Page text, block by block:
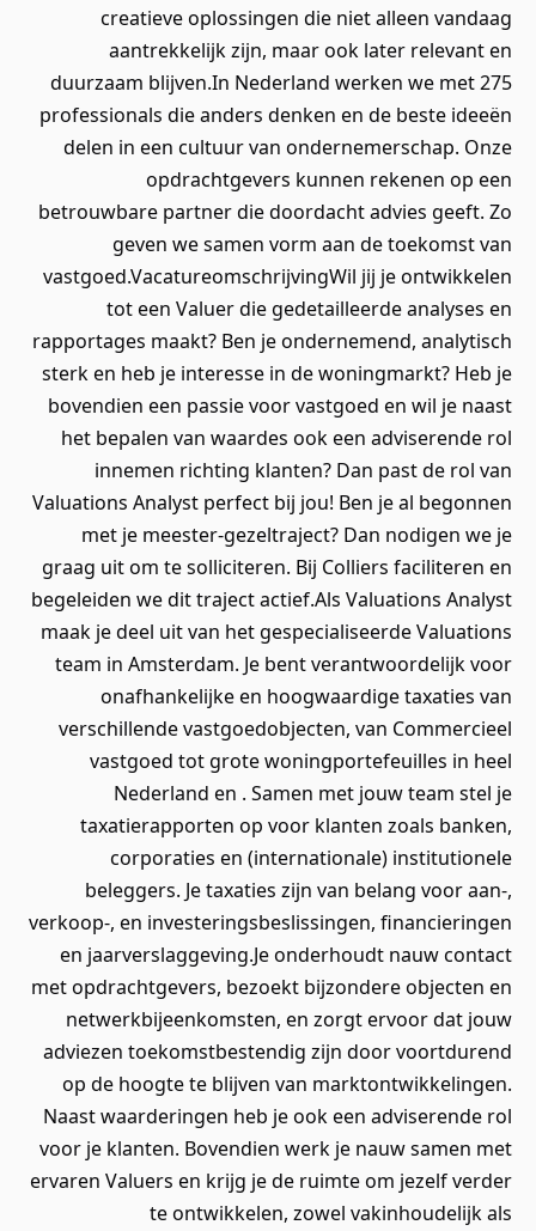
creatieve oplossingen die niet alleen vandaag
aantrekkelijk zijn, maar ook later relevant en
duurzaam blijven.In Nederland werken we met 275
professionals die anders denken en de beste ideeën
delen in een cultuur van ondernemerschap. Onze
opdrachtgevers kunnen rekenen op een
betrouwbare partner die doordacht advies geeft. Zo
geven we samen vorm aan de toekomst van
vastgoed.VacatureomschrijvingWil jij je ontwikkelen
tot een Valuer die gedetailleerde analyses en
rapportages maakt? Ben je ondernemend, analytisch
sterk en heb je interesse in de woningmarkt? Heb je
bovendien een passie voor vastgoed en wil je naast
het bepalen van waardes ook een adviserende rol
innemen richting klanten? Dan past de rol van
Valuations Analyst perfect bij jou! Ben je al begonnen
met je meester-gezeltraject? Dan nodigen we je
graag uit om te solliciteren. Bij Colliers faciliteren en
begeleiden we dit traject actief.Als Valuations Analyst
maak je deel uit van het gespecialiseerde Valuations
team in Amsterdam. Je bent verantwoordelijk voor
onafhankelijke en hoogwaardige taxaties van
verschillende vastgoedobjecten, van Commercieel
vastgoed tot grote woningportefeuilles in heel
Nederland en . Samen met jouw team stel je
taxatierapporten op voor klanten zoals banken,
corporaties en (internationale) institutionele
beleggers. Je taxaties zijn van belang voor aan-,
verkoop-, en investeringsbeslissingen, financieringen
en jaarverslaggeving.Je onderhoudt nauw contact
met opdrachtgevers, bezoekt bijzondere objecten en
netwerkbijeenkomsten, en zorgt ervoor dat jouw
adviezen toekomstbestendig zijn door voortdurend
op de hoogte te blijven van marktontwikkelingen.
Naast waarderingen heb je ook een adviserende rol
voor je klanten. Bovendien werk je nauw samen met
ervaren Valuers en krijg je de ruimte om jezelf verder
te ontwikkelen, zowel vakinhoudelijk als